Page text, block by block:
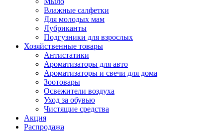
Влажные салфетки
Для молодых мам
Лубриканты
Подгузники для взрослых
Хозяйственные товары
Антистатики
Ароматизаторы для авто
Ароматизаторы и свечи для дома
Зоотовары
Освежители воздуха
Уход за обувью
Чистящие средства
Акция
Распродажа